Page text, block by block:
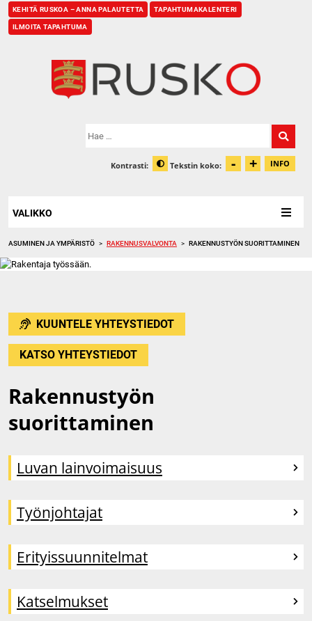
KEHITÄ RUSKOA – ANNA PALAUTETTA TAPAHTUMAKALENTERI
ILMOITA TAPAHTUMA
Hae:
Kontrasti: Muuta kontrastia
Tekstin koko: - + INFO
VALIKKO
ASUMINEN JA YMPÄRISTÖ > RAKENNUSVALVONTA > RAKENNUSTYÖN SUORITTAMINEN
KUUNTELE YHTEYSTIEDOT
KATSO YHTEYSTIEDOT
Rakennustyön
suorittaminen
Luvan lainvoimaisuus
Työnjohtajat
Erityissuunnitelmat
Katselmukset